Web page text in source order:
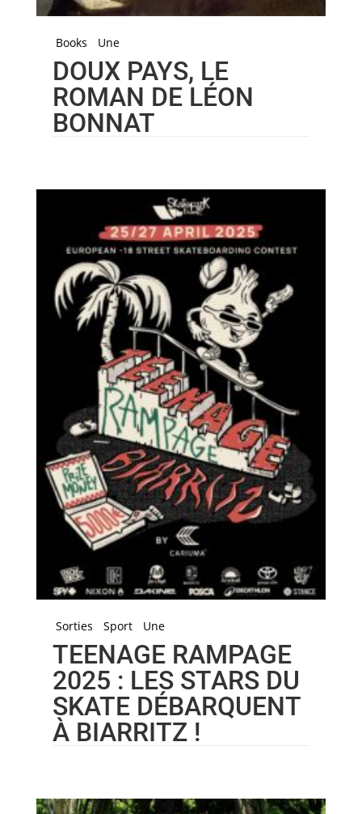
Books Une
DOUX PAYS, LE
ROMAN DE LÉON
BONNAT
Sorties Sport Une
TEENAGE RAMPAGE
2025 : LES STARS DU
SKATE DÉBARQUENT
À BIARRITZ !